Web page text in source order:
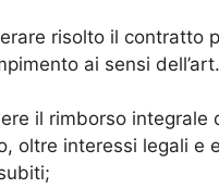
risolto il contratto
ai sensi
il rimborso integrale
oltre interessi legali e